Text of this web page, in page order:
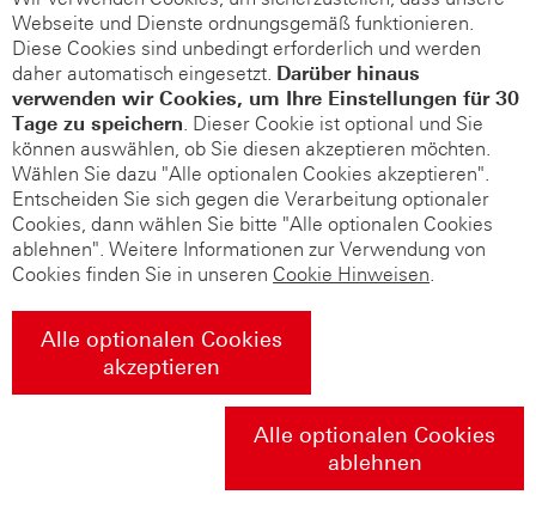
Webseite und Dienste ordnungsgemäß funktionieren.
Diese Cookies sind unbedingt erforderlich und werden
daher automatisch eingesetzt. Darüber hinaus
verwenden wir Cookies, um Ihre Einstellungen für 30
Tage zu speichern. Dieser Cookie ist optional und Sie
können auswählen, ob Sie diesen akzeptieren möchten.
Wählen Sie dazu "Alle optionalen Cookies akzeptieren".
Entscheiden Sie sich gegen die Verarbeitung optionaler
Cookies, dann wählen Sie bitte "Alle optionalen Cookies
ablehnen". Weitere Informationen zur Verwendung von
Cookies finden Sie in unseren Cookie Hinweisen.
Alle optionalen Cookies
akzeptieren
Alle optionalen Cookies
ablehnen